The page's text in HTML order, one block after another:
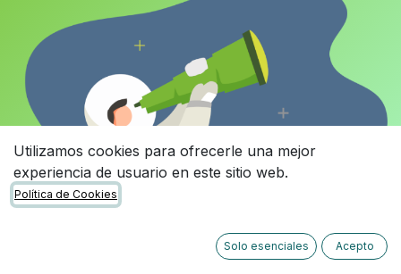
Utilizamos cookies para ofrecerle una mejor
experiencia de usuario en este sitio web.
Política de Cookies
Solo esenciales Acepto